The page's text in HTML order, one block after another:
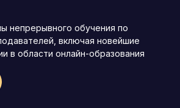
непрерывного обучения по
включая новейшие
в области онлайн-образования